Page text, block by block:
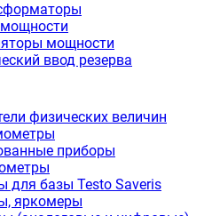
мощности
ввод резерва
физических величин
приборы
для базы Testo Saveris
яркомеры